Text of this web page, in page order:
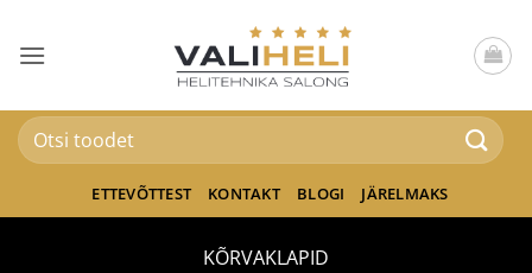
content
Otsi:
ETTEVÕTTEST KONTAKT BLOGI JÄRELMAKS
KÕRVAKLAPID